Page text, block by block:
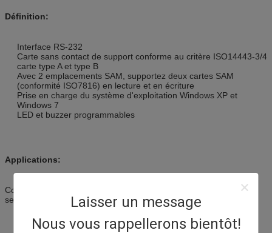
Laisser un message
Nous vous rappellerons bientôt!
Définition:
Interface RS-232
Carte sans contact de support conforme au critère ISO14443-3/4
carte type A et type B
Avec 2 emplacements SAM, supportez deux cartes SAM
(conformité ISO7816) en lecture et en écriture
Prise en charge du système d'exploitation Windows XP et
Windows 7
LED et buzzer programmables
Applications:
Contrôle d'accès, éducation, commerce de détail, gouvernement,
services publics